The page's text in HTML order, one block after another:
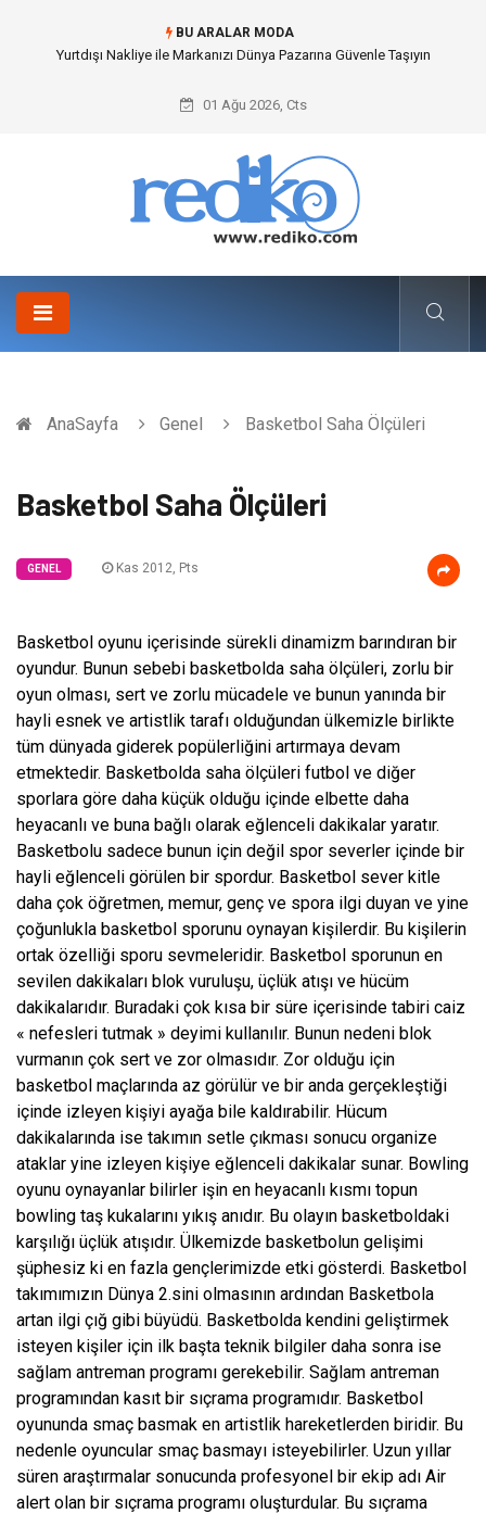
BU ARALAR MODA
Yurtdışı Nakliye ile Markanızı Dünya Pazarına Güvenle Taşıyın
01 Ağu 2026, Cts
AnaSayfa Genel Basketbol Saha Ölçüleri
Basketbol Saha Ölçüleri
GENEL Kas 2012, Pts
Basketbol oyunu içerisinde sürekli dinamizm barındıran bir
oyundur. Bunun sebebi basketbolda saha ölçüleri, zorlu bir
oyun olması, sert ve zorlu mücadele ve bunun yanında bir
hayli esnek ve artistlik tarafı olduğundan ülkemizle birlikte
tüm dünyada giderek popülerliğini artırmaya devam
etmektedir. Basketbolda saha ölçüleri futbol ve diğer
sporlara göre daha küçük olduğu içinde elbette daha
heyacanlı ve buna bağlı olarak eğlenceli dakikalar yaratır.
Basketbolu sadece bunun için değil spor severler içinde bir
hayli eğlenceli görülen bir spordur. Basketbol sever kitle
daha çok öğretmen, memur, genç ve spora ilgi duyan ve yine
çoğunlukla basketbol sporunu oynayan kişilerdir. Bu kişilerin
ortak özelliği sporu sevmeleridir. Basketbol sporunun en
sevilen dakikaları blok vuruluşu, üçlük atışı ve hücüm
dakikalarıdır. Buradaki çok kısa bir süre içerisinde tabiri caiz
« nefesleri tutmak » deyimi kullanılır. Bunun nedeni blok
vurmanın çok sert ve zor olmasıdır. Zor olduğu için
basketbol maçlarında az görülür ve bir anda gerçekleştiği
içinde izleyen kişiyi ayağa bile kaldırabilir. Hücum
dakikalarında ise takımın setle çıkması sonucu organize
ataklar yine izleyen kişiye eğlenceli dakikalar sunar. Bowling
oyunu oynayanlar bilirler işin en heyacanlı kısmı topun
bowling taş kukalarını yıkış anıdır. Bu olayın basketboldaki
karşılığı üçlük atışıdır. Ülkemizde basketbolun gelişimi
şüphesiz ki en fazla gençlerimizde etki gösterdi. Basketbol
takımımızın Dünya 2.sini olmasının ardından Basketbola
artan ilgi çığ gibi büyüdü. Basketbolda kendini geliştirmek
isteyen kişiler için ilk başta teknik bilgiler daha sonra ise
sağlam antreman programı gerekebilir. Sağlam antreman
programından kasıt bir sıçrama programıdır. Basketbol
oyununda smaç basmak en artistlik hareketlerden biridir. Bu
nedenle oyuncular smaç basmayı isteyebilirler. Uzun yıllar
süren araştırmalar sonucunda profesyonel bir ekip adı Air
alert olan bir sıçrama programı oluşturdular. Bu sıçrama